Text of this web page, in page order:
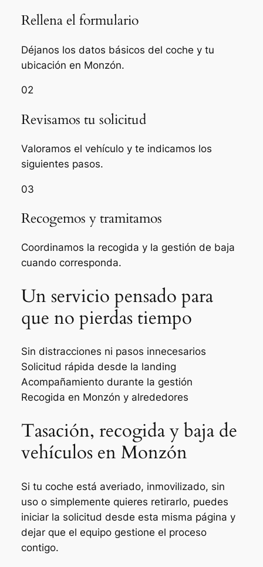
Rellena el formulario
Déjanos los datos básicos del coche y tu
ubicación en Monzón.
02
Revisamos tu solicitud
Valoramos el vehículo y te indicamos los
siguientes pasos.
03
Recogemos y tramitamos
Coordinamos la recogida y la gestión de baja
cuando corresponda.
Un servicio pensado para
que no pierdas tiempo
Sin distracciones ni pasos innecesarios
Solicitud rápida desde la landing
Acompañamiento durante la gestión
Recogida en Monzón y alrededores
Tasación, recogida y baja de
vehículos en Monzón
Si tu coche está averiado, inmovilizado, sin
uso o simplemente quieres retirarlo, puedes
iniciar la solicitud desde esta misma página y
dejar que el equipo gestione el proceso
contigo.